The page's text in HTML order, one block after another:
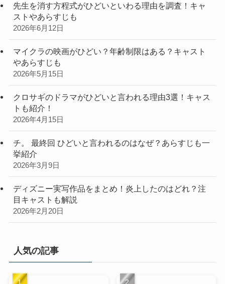
先生を消す方程式がひどいといわる理由を調査！キャ
ストやあらすじも
2026年6月12日
マイクラの映画がひどい？年齢制限はある？キャスト
やあらすじも
2026年5月15日
クロサギのドラマがひどいと言われる理由3選！キャス
トも紹介！
2026年4月15日
チ。 最終回 ひどいと言われるのはなぜ？あらすじも一
挙紹介
2026年3月9日
ディズニー実写作品をまとめ！炎上したのはどれ？注
目キャストも解説
2026年2月20日
人気の記事